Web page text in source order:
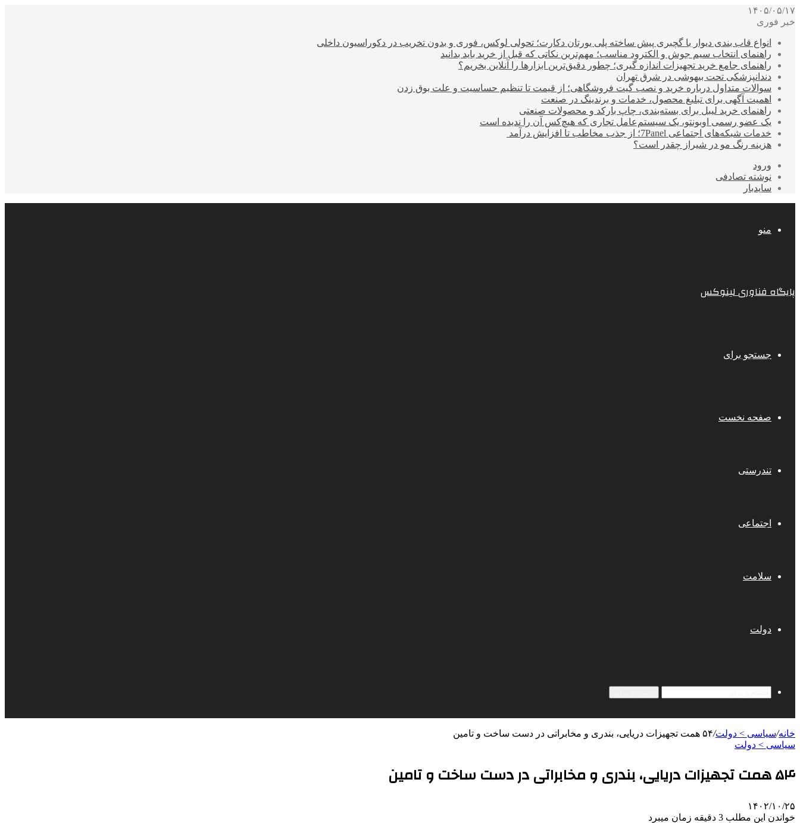
۱۴۰۵/۰۵/۱۷
خبر فوری
انواع قاب بندی دیوار با گچبری پیش ساخته پلی یورتان دکارت؛ تحولی لوکس، فوری و بدون تخریب در دکوراسیون داخلی
راهنمای انتخاب سیم جوش و الکترود مناسب؛ مهم‌ترین نکاتی که قبل از خرید باید بدانید
راهنمای جامع خرید تجهیزات اندازه گیری؛ چطور دقیق‌ترین ابزارها را آنلاین بخریم؟
دندانپزشکی تحت بیهوشی در شرق تهران
سوالات متداول درباره خرید و نصب گیت فروشگاهی؛ از قیمت تا تنظیم حساسیت و علت بوق زدن
اهمیت آگهی برای تبلیغ محصول، خدمات و برندینگ در صنعت
راهنمای خرید لیبل برای بسته‌بندی، چاپ بارکد و محصولات صنعتی
یک عضو رسمی اوبونتو، یک سیستم‌عامل تجاری که هیچ‌کس آن را ندیده است
خدمات شبکه‌های اجتماعی 7Panel؛ از جذب مخاطب تا افزایش درآمد
هزینه رنگ مو در شیراز چقدر است؟
ورود
نوشته تصادفی
سایدبار
منو
پایگاه فناوری لینوکس
جستجو برای
صفحه نخست
تندرستی
اجتماعی
سلامت
دولت
خانه/سیاسی > دولت/۵۴ همت تجهیزات دریایی، بندری و مخابراتی در دست ساخت و تامین
سیاسی > دولت
۵۴ همت تجهیزات دریایی، بندری و مخابراتی در دست ساخت و تامین
۱۴۰۲/۱۰/۲۵
خواندن این مطلب 3 دقیقه زمان میبرد